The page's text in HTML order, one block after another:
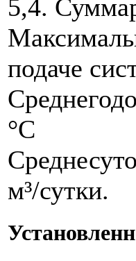
5,4.
подаче
°С
м³/сутки.